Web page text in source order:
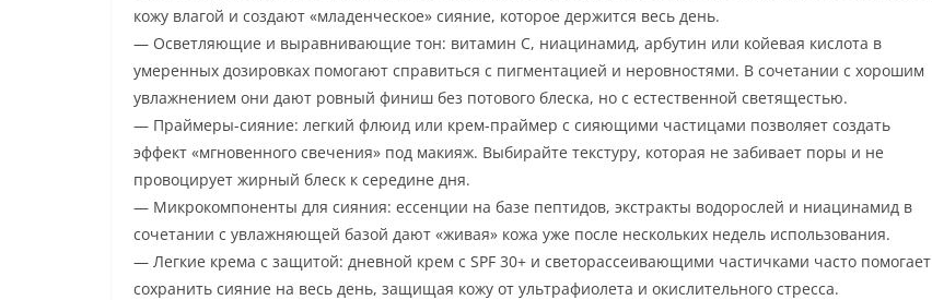
кожу влагой и создают «младенческое» сияние, которое держится весь день.
— Осветляющие и выравнивающие тон: витамин C, ниацинамид, арбутин или койевая кислота в
умеренных дозировках помогают справиться с пигментацией и неровностями. В сочетании с хорошим
увлажнением они дают ровный финиш без потового блеска, но с естественной светящестью.
— Праймеры-сияние: легкий флюид или крем-праймер с сияющими частицами позволяет создать
эффект «мгновенного свечения» под макияж. Выбирайте текстуру, которая не забивает поры и не
провоцирует жирный блеск к середине дня.
— Микрокомпоненты для сияния: ессенции на базе пептидов, экстракты водорослей и ниацинамид в
сочетании с увлажняющей базой дают «живая» кожа уже после нескольких недель использования.
— Легкие крема с защитой: дневной крем с SPF 30+ и светорассеивающими частичками часто помогает
сохранить сияние на весь день, защищая кожу от ультрафиолета и окислительного стресса.